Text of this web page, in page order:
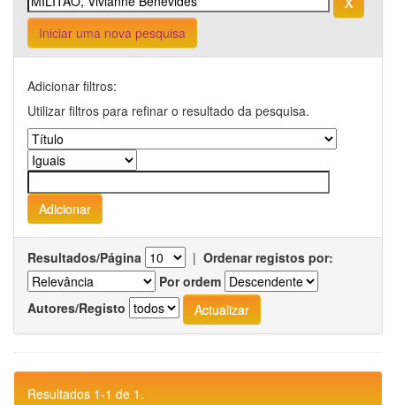
Iniciar uma nova pesquisa
Adicionar filtros:
Utilizar filtros para refinar o resultado da pesquisa.
Resultados/Página | Ordenar registos por:
Por ordem
Autores/Registo
Resultados 1-1 de 1.